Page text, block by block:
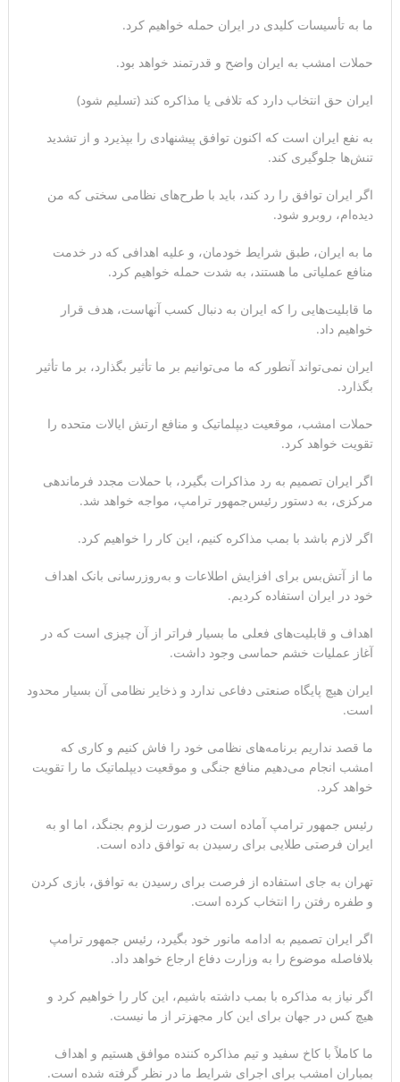
ما به تأسیسات کلیدی در ایران حمله خواهیم کرد.
حملات امشب به ایران واضح و قدرتمند خواهد بود.
ایران حق انتخاب دارد که تلافی یا مذاکره کند (تسلیم شود)
به نفع ایران است که اکنون توافق پیشنهادی را بپذیرد و از تشدید
تنش‌ها جلوگیری کند.
اگر ایران توافق را رد کند، باید با طرح‌های نظامی سختی که من
دیده‌ام، روبرو شود.
ما به ایران، طبق شرایط خودمان، و علیه اهدافی که در خدمت
منافع عملیاتی ما هستند، به شدت حمله خواهیم کرد.
ما قابلیت‌هایی را که ایران به دنبال کسب آنهاست، هدف قرار
خواهیم داد.
ایران نمی‌تواند آنطور که ما می‌توانیم بر ما تأثیر بگذارد، بر ما تأثیر
بگذارد.
حملات امشب، موقعیت دیپلماتیک و منافع ارتش ایالات متحده را
تقویت خواهد کرد.
اگر ایران تصمیم به رد مذاکرات بگیرد، با حملات مجدد فرماندهی
مرکزی، به دستور رئیس‌جمهور ترامپ، مواجه خواهد شد.
اگر لازم باشد با بمب مذاکره کنیم، این کار را خواهیم کرد.
ما از آتش‌بس برای افزایش اطلاعات و به‌روزرسانی بانک اهداف
خود در ایران استفاده کردیم.
اهداف و قابلیت‌های فعلی ما بسیار فراتر از آن چیزی است که در
آغاز عملیات خشم حماسی وجود داشت.
ایران هیچ پایگاه صنعتی دفاعی ندارد و ذخایر نظامی آن بسیار محدود
است.
ما قصد نداریم برنامه‌های نظامی خود را فاش کنیم و کاری که
امشب انجام می‌دهیم منافع جنگی و موقعیت دیپلماتیک ما را تقویت
خواهد کرد.
رئیس جمهور ترامپ آماده است در صورت لزوم بجنگد، اما او به
ایران فرصتی طلایی برای رسیدن به توافق داده است.
تهران به جای استفاده از فرصت برای رسیدن به توافق، بازی کردن
و طفره رفتن را انتخاب کرده است.
اگر ایران تصمیم به ادامه مانور خود بگیرد، رئیس جمهور ترامپ
بلافاصله موضوع را به وزارت دفاع ارجاع خواهد داد.
اگر نیاز به مذاکره با بمب داشته باشیم، این کار را خواهیم کرد و
هیچ کس در جهان برای این کار مجهزتر از ما نیست.
ما کاملاً با کاخ سفید و تیم مذاکره کننده موافق هستیم و اهداف
بمباران امشب برای اجرای شرایط ما در نظر گرفته شده است.